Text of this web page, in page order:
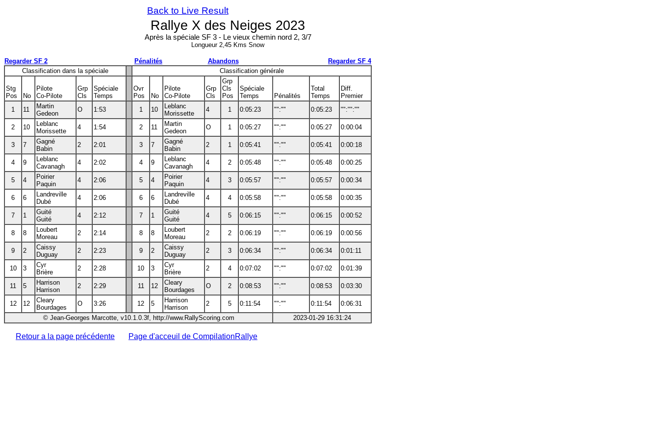
Back to Live Result
Rallye X des Neiges 2023
Après la spéciale SF 3 - Le vieux chemin nord 2, 3/7
Longueur 2,45 Kms Snow
Regarder SF 2 Pénalités Abandons
Regarder SF 4
Classification dans la spéciale
Classification générale
Stg
Pos
No
Pilote
Co-Pilote
Grp
Cls
Spéciale
Temps
Ovr
Pos
No
Pilote
Co-Pilote
Grp
Cls
Grp
Cls
Pos
Spéciale
Temps
Pénalités
Total
Temps
Diff.
Premier
1
11
Martin
Gedeon
O 1:53 1 10
Leblanc
Morissette
4 1 0:05:23 "":"" 0:05:23 "":"":""
2 10
Leblanc
Morissette
4 1:54 2 11
Martin
Gedeon
O 1 0:05:27 "":"" 0:05:27 0:00:04
3 7
Gagné
Babin
2 2:01 3 7
Gagné
Babin
2 1 0:05:41 "":"" 0:05:41 0:00:18
4 9
Leblanc
Cavanagh
4 2:02 4 9
Leblanc
Cavanagh
4 2 0:05:48 "":"" 0:05:48 0:00:25
5 4
Poirier
Paquin
4 2:06 5 4
Poirier
Paquin
4 3 0:05:57 "":"" 0:05:57 0:00:34
6 6
Landreville
Dubé
4 2:06 6 6
Landreville
Dubé
4 4 0:05:58 "":"" 0:05:58 0:00:35
7 1
Guité
Guité
4 2:12 7 1
Guité
Guité
4 5 0:06:15 "":"" 0:06:15 0:00:52
8 8
Loubert
Moreau
2 2:14 8 8
Loubert
Moreau
2 2 0:06:19 "":"" 0:06:19 0:00:56
9 2
Caissy
Duguay
2 2:23 9 2
Caissy
Duguay
2 3 0:06:34 "":"" 0:06:34 0:01:11
10 3
Cyr
Brière
2 2:28 10 3
Cyr
Brière
2 4 0:07:02 "":"" 0:07:02 0:01:39
11 5
Harrison
Harrison
2 2:29 11 12
Cleary
Bourdages
O 2 0:08:53 "":"" 0:08:53 0:03:30
12 12
Cleary
Bourdages
O 3:26 12 5
Harrison
Harrison
2 5 0:11:54 "":"" 0:11:54
0:06:31
© Jean-Georges Marcotte, v10.1.0.3f, http://www.RallyScoring.com
2023-01-29 16:31:24
Retour a la page précédente Page d'acceuil de CompilationRallye